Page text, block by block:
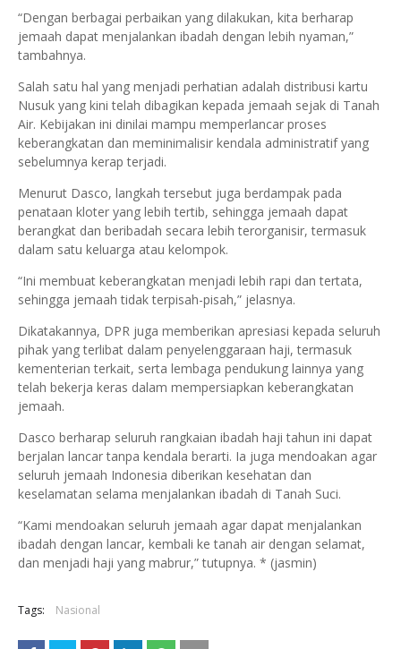
“Dengan berbagai perbaikan yang dilakukan, kita berharap
jemaah dapat menjalankan ibadah dengan lebih nyaman,”
tambahnya.
Salah satu hal yang menjadi perhatian adalah distribusi kartu
Nusuk yang kini telah dibagikan kepada jemaah sejak di Tanah
Air. Kebijakan ini dinilai mampu memperlancar proses
keberangkatan dan meminimalisir kendala administratif yang
sebelumnya kerap terjadi.
Menurut Dasco, langkah tersebut juga berdampak pada
penataan kloter yang lebih tertib, sehingga jemaah dapat
berangkat dan beribadah secara lebih terorganisir, termasuk
dalam satu keluarga atau kelompok.
“Ini membuat keberangkatan menjadi lebih rapi dan tertata,
sehingga jemaah tidak terpisah-pisah,” jelasnya.
Dikatakannya, DPR juga memberikan apresiasi kepada seluruh
pihak yang terlibat dalam penyelenggaraan haji, termasuk
kementerian terkait, serta lembaga pendukung lainnya yang
telah bekerja keras dalam mempersiapkan keberangkatan
jemaah.
Dasco berharap seluruh rangkaian ibadah haji tahun ini dapat
berjalan lancar tanpa kendala berarti. Ia juga mendoakan agar
seluruh jemaah Indonesia diberikan kesehatan dan
keselamatan selama menjalankan ibadah di Tanah Suci.
“Kami mendoakan seluruh jemaah agar dapat menjalankan
ibadah dengan lancar, kembali ke tanah air dengan selamat,
dan menjadi haji yang mabrur,” tutupnya. * (jasmin)
Tags: Nasional